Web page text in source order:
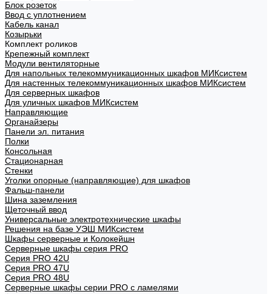
Блок розеток
Ввод с уплотнением
Кабель канал
Козырьки
Комплект роликов
Крепежный комплект
Модули вентиляторные
Для напольных телекоммуникационных шкафов МИКсистем
Для настенных телекоммуникационных шкафов МИКсистем
Для серверных шкафов
Для уличных шкафов МИКсистем
Направляющие
Органайзеры
Панели эл. питания
Полки
Консольная
Стационарная
Стенки
Уголки опорные (направляющие) для шкафов
Фальш-панели
Шина заземления
Щеточный ввод
Универсальные электротехнические шкафы
Решения на базе УЭШ МИКсистем
Шкафы серверные и Колокейшн
Серверные шкафы серия PRO
Серия PRO 42U
Серия PRO 47U
Серия PRO 48U
Серверные шкафы серии PRO с ламелями